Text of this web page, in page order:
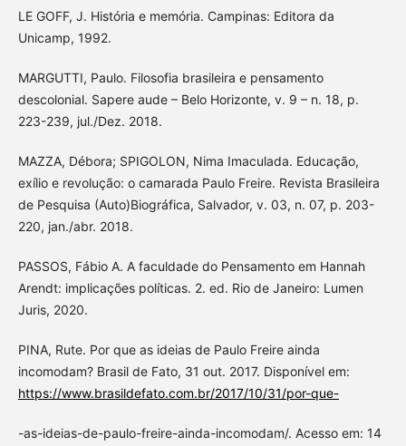
LE GOFF, J. História e memória. Campinas: Editora da
Unicamp, 1992.
MARGUTTI, Paulo. Filosofia brasileira e pensamento
descolonial. Sapere aude – Belo Horizonte, v. 9 – n. 18, p.
223-239, jul./Dez. 2018.
MAZZA, Débora; SPIGOLON, Nima Imaculada. Educação,
exílio e revolução: o camarada Paulo Freire. Revista Brasileira
de Pesquisa (Auto)Biográfica, Salvador, v. 03, n. 07, p. 203-
220, jan./abr. 2018.
PASSOS, Fábio A. A faculdade do Pensamento em Hannah
Arendt: implicações políticas. 2. ed. Rio de Janeiro: Lumen
Juris, 2020.
PINA, Rute. Por que as ideias de Paulo Freire ainda
incomodam? Brasil de Fato, 31 out. 2017. Disponível em:
https://www.brasildefato.com.br/2017/10/31/por-que-
-as-ideias-de-paulo-freire-ainda-incomodam/. Acesso em: 14